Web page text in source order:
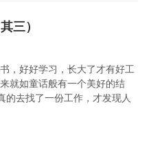
三）
，好好学习，长大了才有好工
就如童话般有一个美好的结
的去找了一份工作，才发现人